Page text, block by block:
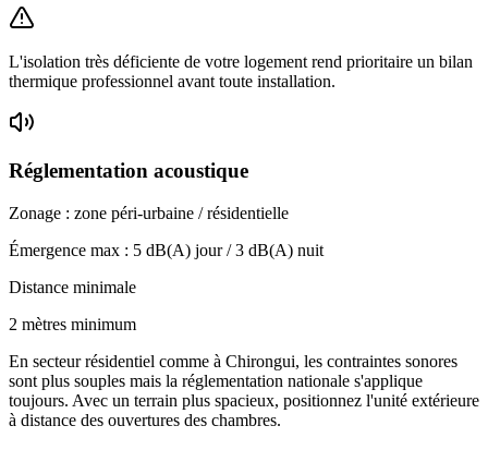
L'isolation très déficiente de votre logement rend prioritaire un bilan
thermique professionnel avant toute installation.
Réglementation acoustique
Zonage : zone péri-urbaine / résidentielle
Émergence max : 5 dB(A) jour /3 dB(A) nuit
Distance minimale
2 mètres minimum
En secteur résidentiel comme à Chirongui, les contraintes sonores
sont plus souples mais la réglementation nationale s'applique
toujours. Avec un terrain plus spacieux, positionnez l'unité extérieure
à distance des ouvertures des chambres.